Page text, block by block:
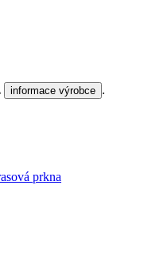
informace výrobce .
prkna